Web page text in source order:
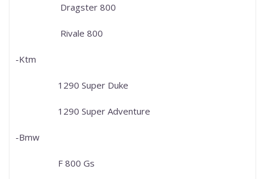
Dragster 800
Rivale 800
-Ktm
1290 Super Duke
1290 Super Adventure
-Bmw
F 800 Gs